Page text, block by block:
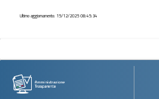
vantaggi
immobili
e
Ultimo aggiornamento: 15/12/2025 08:45:34